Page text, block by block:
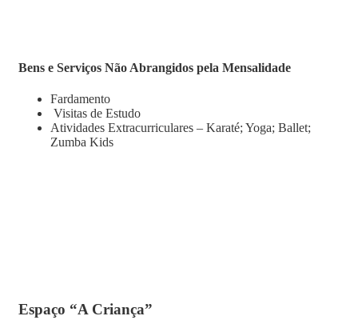
Bens e Serviços Não Abrangidos pela Mensalidade
Fardamento
Visitas de Estudo
Atividades Extracurriculares – Karaté; Yoga; Ballet;
Zumba Kids
Espaço “A Criança”